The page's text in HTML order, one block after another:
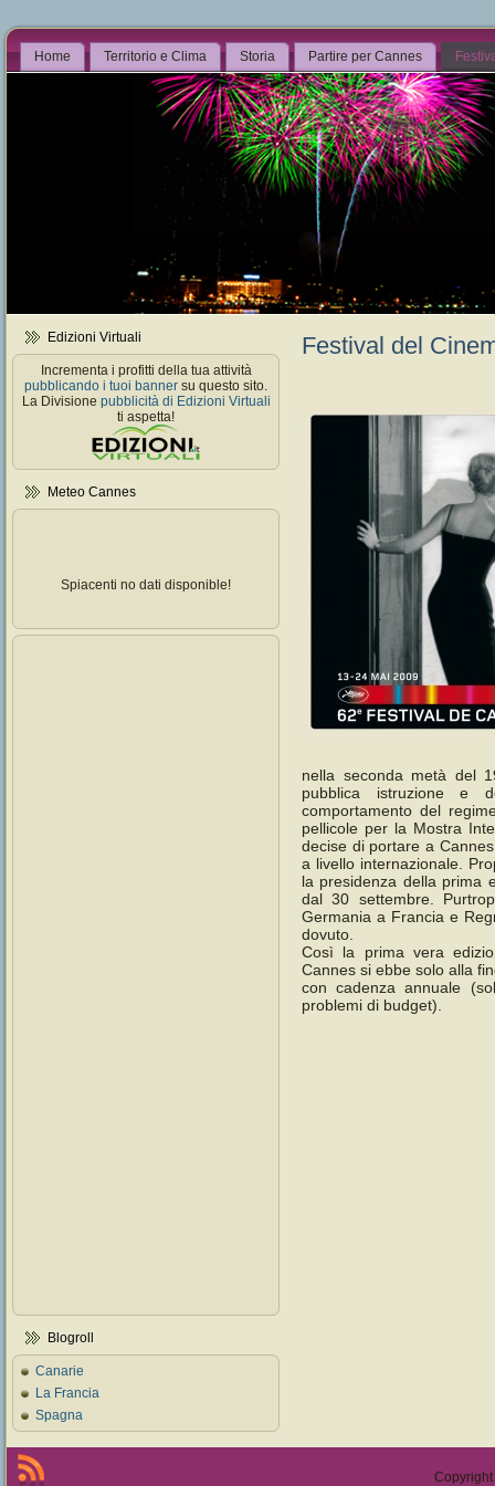
Home Territorio e Clima Storia Partire per Cannes
Edizioni Virtuali
Incrementa i profitti della tua attività
pubblicando i tuoi banner su questo sito.
La Divisione pubblicità di Edizioni Virtuali
ti aspetta!
Meteo Cannes
Spiacenti no dati disponible!
Blogroll
Canarie
La Francia
Spagna
Festival del
nella seconda metà del
pubblica istruzione e
comportamento del
pellicole per la Mostra
decise di portare a
a livello internazionale.
la presidenza della prima
dal 30 settembre.
Germania a Francia e
dovuto.
Così la prima vera
Cannes si ebbe solo alla
con cadenza annuale
problemi di budget).